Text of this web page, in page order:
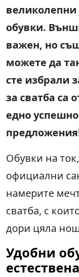
великолепни
обувки.
важен, но
можете да
сте избрали
за сватба са
едно
Обувки на
официални
намерите
сватба, с
дори цяла
Удобни